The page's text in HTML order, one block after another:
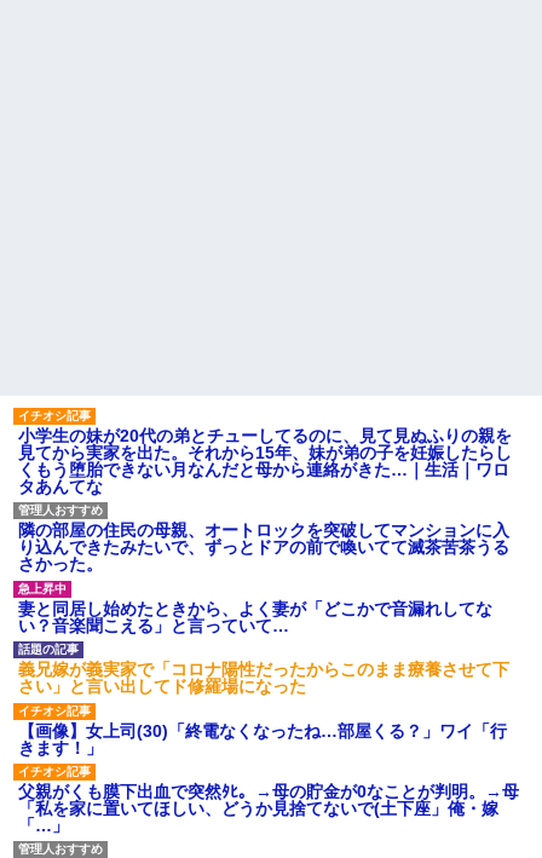
小学生の妹が20代の弟とチューしてるのに、見て見ぬふりの親を
見てから実家を出た。それから15年、妹が弟の子を妊娠したらし
くもう堕胎できない月なんだと母から連絡がきた…｜生活｜ワロ
タあんてな
隣の部屋の住民の母親、オートロックを突破してマンションに入
り込んできたみたいで、ずっとドアの前で喚いてて滅茶苦茶うる
さかった。
妻と同居し始めたときから、よく妻が「どこかで音漏れしてな
い？音楽聞こえる」と言っていて…
義兄嫁が義実家で「コロナ陽性だったからこのまま療養させて下
さい」と言い出してド修羅場になった
【画像】女上司(30)「終電なくなったね…部屋くる？」ワイ「行
きます！」
父親がくも膜下出血で突然ﾀﾋ。→母の貯金が0なことが判明。→母
「私を家に置いてほしい、どうか見捨てないで(土下座」俺・嫁
「…」